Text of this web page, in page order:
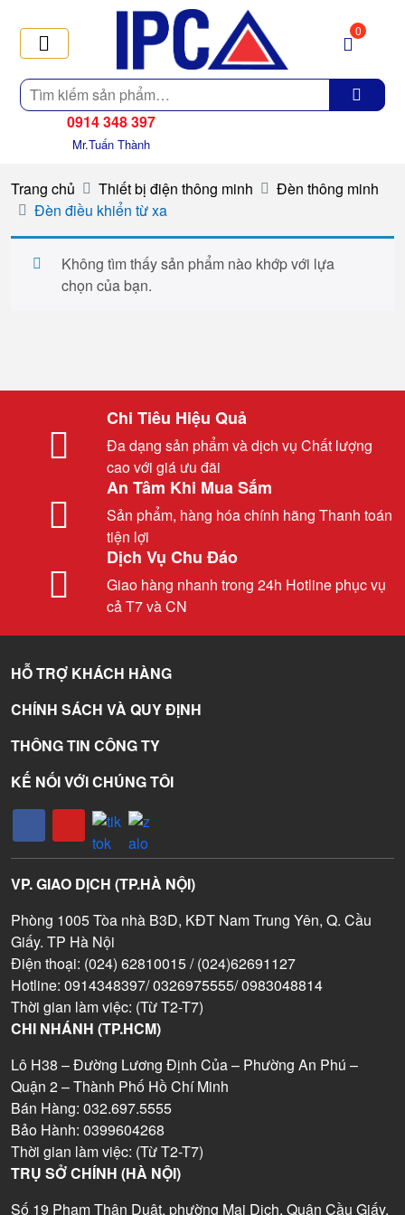
Tìm
kiếm
0
0914 348 397
Mr.Tuấn Thành
Trang chủ Thiết bị điện thông minh
Đèn thông minh
Đèn điều khiển từ xa
Không tìm thấy sản phẩm nào khớp với lựa
chọn của bạn.
Chi Tiêu Hiệu Quả
Đa dạng sản phẩm và dịch vụ Chất lượng
cao với giá ưu đãi
An Tâm Khi Mua Sắm
Sản phẩm, hàng hóa chính hãng Thanh toán
tiện lợi
Dịch Vụ Chu Đáo
Giao hàng nhanh trong 24h Hotline phục vụ
cả T7 và CN
HỖ TRỢ KHÁCH HÀNG
CHÍNH SÁCH VÀ QUY ĐỊNH
THÔNG TIN CÔNG TY
KẾ NỐI VỚI CHÚNG TÔI
VP. GIAO DỊCH (TP.HÀ NỘI)
Phòng 1005 Tòa nhà B3D, KĐT Nam Trung Yên, Q. Cầu
Giấy. TP Hà Nội
Điện thoại: (024) 62810015 / (024)62691127
Hotline: 0914348397/ 0326975555/ 0983048814
Thời gian làm việc: (Từ T2-T7)
CHI NHÁNH (TP.HCM)
Lô H38 – Đường Lương Định Của – Phường An Phú –
Quận 2 – Thành Phố Hồ Chí Minh
Bán Hàng: 032.697.5555
Bảo Hành: 0399604268
Thời gian làm việc: (Từ T2-T7)
TRỤ SỞ CHÍNH (HÀ NỘI)
Số 19 Phạm Thận Duật, phường Mai Dịch, Quận Cầu Giấy,